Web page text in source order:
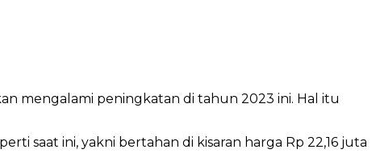
mengalami peningkatan di tahun 2023 ini. Hal itu
saat ini, yakni bertahan di kisaran harga Rp 22,16 juta